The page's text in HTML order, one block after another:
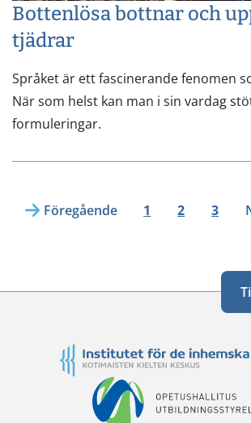
Bottenlösa bottnar och
tjädrar
Språket är ett fascinerande fenomen
När som helst kan man i sin vardag
formuleringar.
Föregående 1 2 3